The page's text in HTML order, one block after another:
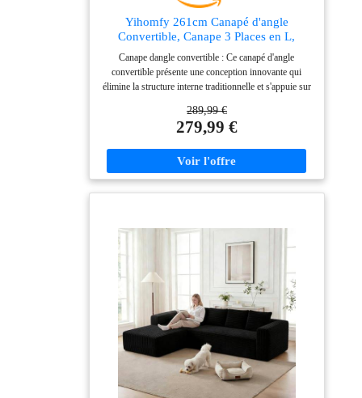
Yihomfy 261cm Canapé d'angle
Convertible, Canape 3 Places en L,
Compressible canapé modulable Cloud
avec Assise Profonde, canape Dangle
Convertible et Librement combinable
pour Le Salon, Beige
Canape dangle convertible : Ce canapé d'angle
convertible présente une conception innovante qui
élimine la structure interne traditionnelle et s'appuie sur
pour un soutien stable et uniforme. Le rembourrage en
mousse à mémoire de forme haute densité épouse les
aérien comparable à celle de se reposer sur un nuage,
tout en préservant sa forme et en évitant
cm. Canapé de salon tissu velours côtelé :
Confectionné en velours côtelé de qualité, ce canapé
modulaire apporte une touche de luxe à votre salon
grâce à son toucher doux et texturé. Résistant aux
éclaboussures et facile à nettoyer, il simplifie l'entretien
quotidien. Ses housses amovibles et lavables facilitent
le nettoyage, ce qui le rend idéal pour les familles avec
enfants ou animaux de compagnie. Le tissu offre une
assise chaude, confortable et respirante. Configuration
modulaire adaptable : Ce canapé d'angle sans armature
offre une grande flexibilité d'agencement ; chaque
élément peut être configuré de différentes manières.
289,99 €
279,99 €